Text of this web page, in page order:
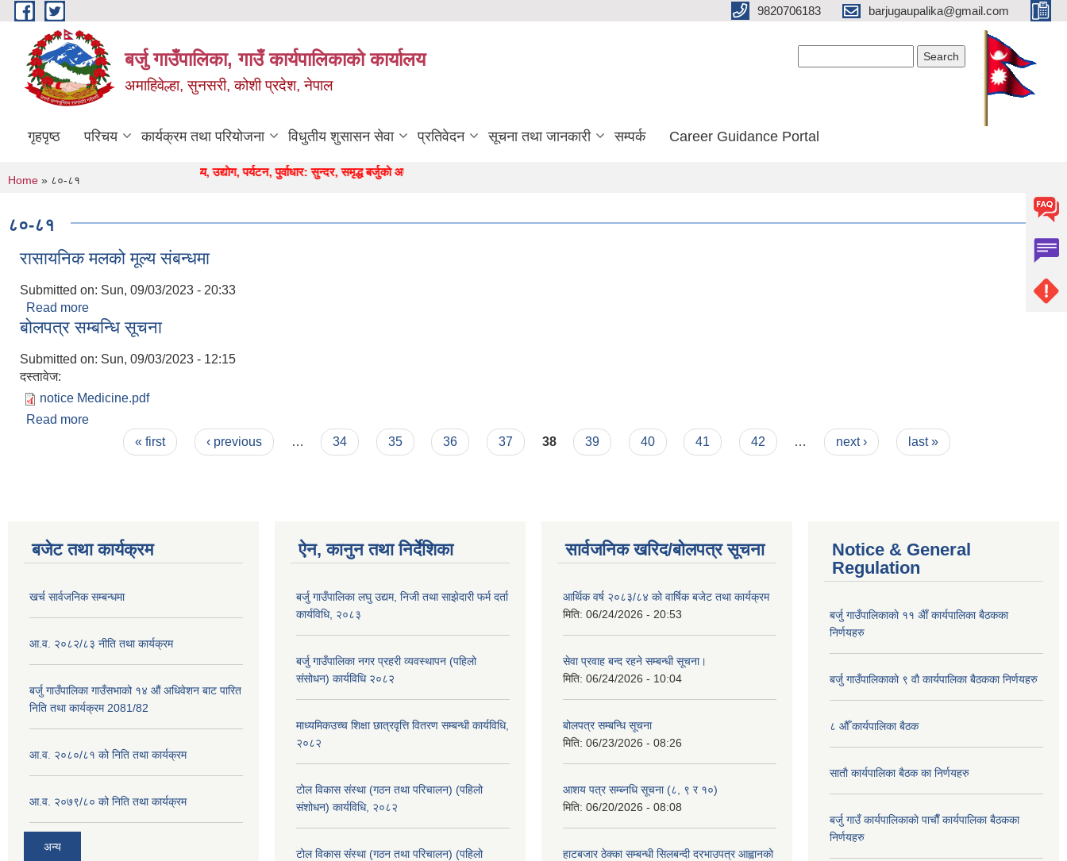
Skip to main content 9820706183 barjugaupalika@gmail.com
बर्जु गाउँपालिका, गाउँ कार्यपालिकाको कार्यालय
अमाहिवेल्हा, सुनसरी, कोशी प्रदेश, नेपाल
गृहपृष्ठ परिचय कार्यक्रम तथा परियोजना विधुतीय शुसासन सेवा प्रतिवेदन सूचना तथा जानकारी सम्पर्क Career Guidance Portal
" कृषि, शिक्षा, स्वास्थ्य, उद्याेग, पर्यटन, पुर्वाधार: सुन्दर, समृद्ध बर्जुकाे अाधार "
You are here
Home » ८०-८१
८०-८१
रासायनिक मलको मूल्य संबन्धमा
Submitted on: Sun, 09/03/2023 - 20:33
Read more
बोलपत्र सम्बन्धि सूचना
Submitted on: Sun, 09/03/2023 - 12:15
दस्तावेज:
notice Medicine.pdf
Read more
« first ‹ previous … 34 35 36 37 38 39 40 41 42 … next › last »
बजेट तथा कार्यक्रम
खर्च सार्वजनिक सम्बन्धमा
आ.व. २०८२/८३ नीति तथा कार्यक्रम
बर्जु गाउँपालिका गाउँसभाको १४ औं अधिवेशन बाट पारित
निति तथा कार्यक्रम 2081/82
आ.व. २०८०/८१ को निति तथा कार्यक्रम
आ.व. २०७९/८० को निति तथा कार्यक्रम
अन्य
ऐन, कानुन तथा निर्देशिका
बर्जु गाउँपालिका लघु उद्यम, निजी तथा साझेदारी फर्म दर्ता
कार्यविधि, २०८३
बर्जु गाउँपालिका नगर प्रहरी व्यवस्थापन (पहिलो
संसोधन) कार्यविधि २०८२
माध्यमिकउच्च शिक्षा छात्रवृत्ति वितरण सम्बन्धी कार्यविधि,
२०८२
टोल विकास संस्था (गठन तथा परिचालन) (पहिलो
संशोधन) कार्यविधि, २०८२
टोल विकास संस्था (गठन तथा परिचालन) (पहिलो
सार्वजनिक खरिद/बोलपत्र सूचना
आर्थिक वर्ष २०८३/८४ को वार्षिक बजेट तथा कार्यक्रम
मिति: 06/24/2026 - 20:53
सेवा प्रवाह बन्द रहने सम्बन्धी सूचना।
मिति: 06/24/2026 - 10:04
बोलपत्र सम्बन्धि सूचना
मिति: 06/23/2026 - 08:26
आशय पत्र सम्ब्नधि सूचना (८, ९ र १०)
मिति: 06/20/2026 - 08:08
हाटबजार ठेक्का सम्बन्धी सिलबन्दी दरभाउपत्र आह्वानको
Notice & General
Regulation
बर्जु गाउँपालिकाकाे ११ अैाँ कार्यपालिका बैठकका
निर्णयहरु
बर्जु गाउँपालिकाकाे ९ वाै‌ कार्यपालिका बैठकका निर्णयहरु
८ औँ कार्यपालिका बैठक
साताै‌ कार्यपालिका बैठक का निर्णयहरु
बर्जु गाउँ कार्यपालिकाकाे पाचाै‌ँ कार्यपालिका बैठकका
निर्णयहरु